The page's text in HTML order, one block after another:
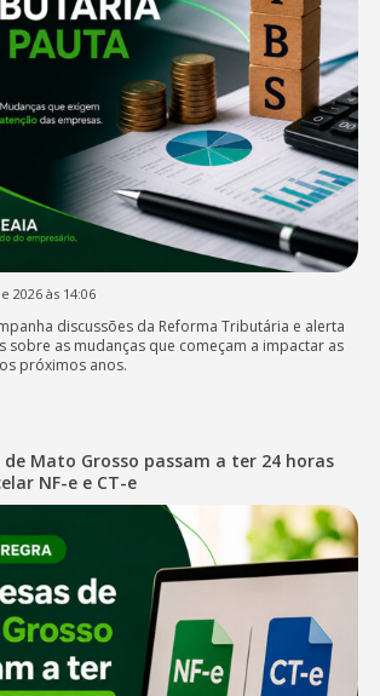
2026 às 14:06
discussões da Reforma Tributária e alerta
sobre as mudanças que começam a impactar as
próximos anos.
de Mato Grosso passam a ter 24 horas
NF-e e CT-e